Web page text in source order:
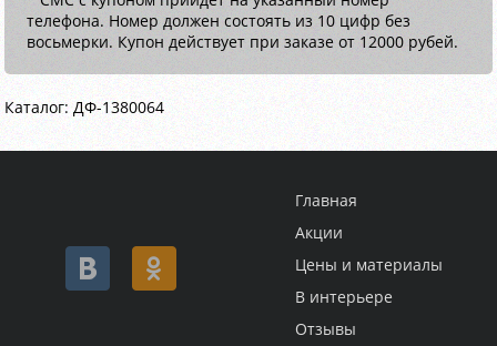
телефона. Номер должен состоять из 10 цифр без
восьмерки. Купон действует при заказе от 12000 рубей.
Каталог: ДФ-1380064
Главная
Акции
Цены и материалы
В интерьере
Отзывы